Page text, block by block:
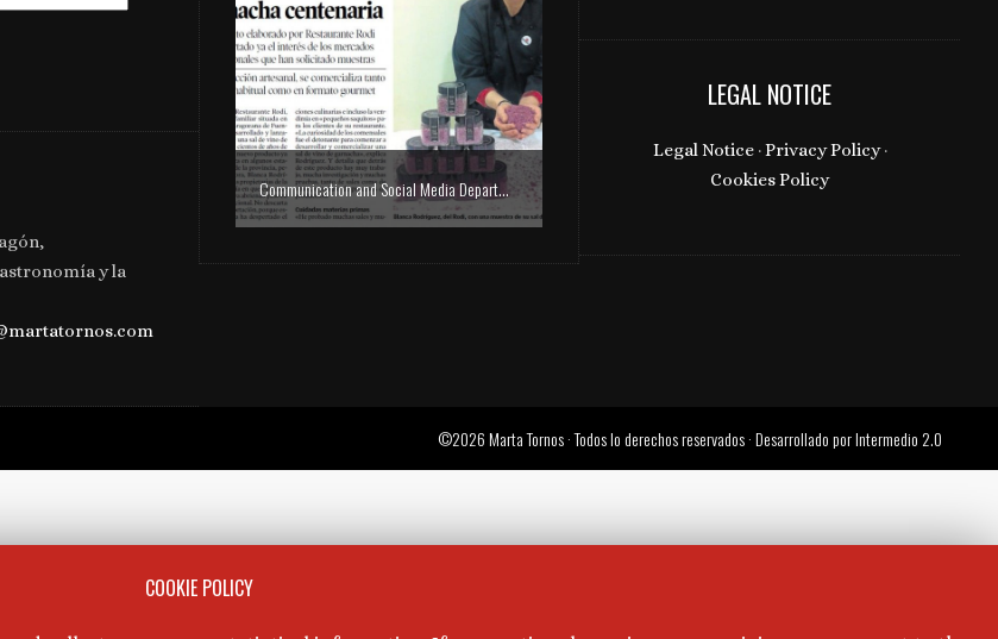
y la
Communication and Social Media Department Garnacha Salt in Heraldo de Aragón and Aragón TV
LEGAL NOTICE
Legal Notice·Privacy Policy·
Cookies Policy
©2026 Marta Tornos · Todos lo derechos reservados · Desarrollado porIntermedio 2.0
COOKIE POLICY